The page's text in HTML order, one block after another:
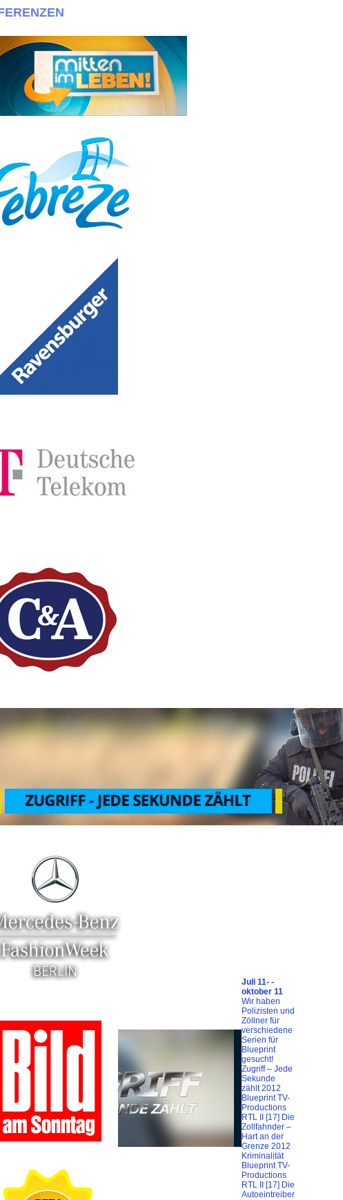
Fotos+Maßen bewerben!!! + + + Wir suchen immer eineige Zwillinge!
Juli 11- -
oktober 11
Wir haben
Polizisten und
Zöllner für
verschiedene
Serien für
Blueprint
gesucht!
Zugriff – Jede
Sekunde
zählt 2012
Blueprint TV-
Productions
RTL II [17] Die
Zollfahnder –
Hart an der
Grenze 2012
Kriminalität
Blueprint TV-
Productions
RTL II [17] Die
Autoeintreiber